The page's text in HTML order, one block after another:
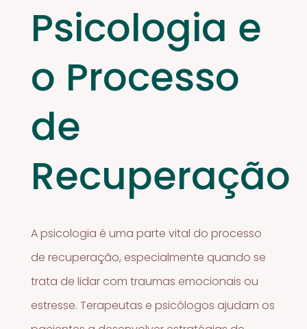
Psicologia e
o Processo
de
Recuperação
A psicologia é uma parte vital do processo
de recuperação, especialmente quando se
trata de lidar com traumas emocionais ou
estresse. Terapeutas e psicólogos ajudam os